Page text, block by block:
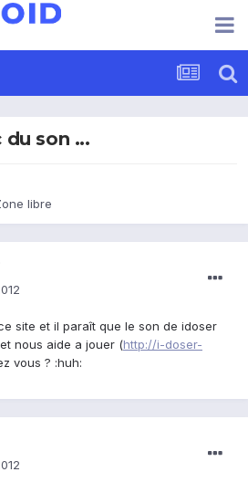
du son ...
libre
site et il paraît que le son de idoser
nous aide a jouer (http://i-doser-
vous ? :huh: